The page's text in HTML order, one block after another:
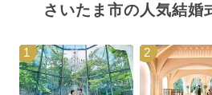
さいたま市の人気結婚
1 2